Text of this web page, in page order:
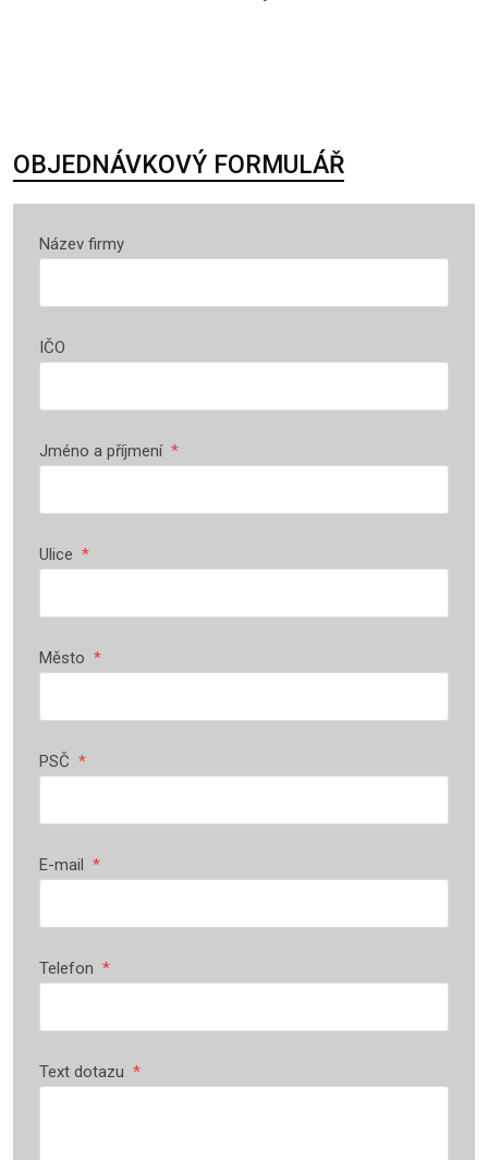
OBJEDNÁVKOVÝ FORMULÁŘ
Název firmy
IČO
Jméno a příjmení *
Ulice *
Město *
PSČ *
E-mail *
Telefon *
Text dotazu *